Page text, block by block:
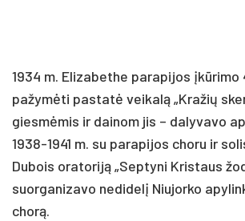
1934 m. Elizabethe parapijos įkūrimo
pažymėti pastatė veikalą „Kražių
giesmėmis ir dainom jis – dalyvavo
1938-1941 m. su parapijos choru ir
Dubois oratoriją „Septyni Kristaus
suorganizavo nedidelį Niujorko
chorą.